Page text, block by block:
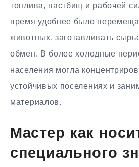
топлива, пастбищ и рабочей
время удобнее было
животных, заготавливать
обмен. В более холодные
населения могла
устойчивых поселениях и
материалов.
Мастер как
специального